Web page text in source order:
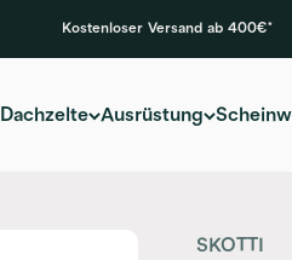
Kostenloser Versand ab 400€*
Dachzelte Ausrüstung
SKOTTI